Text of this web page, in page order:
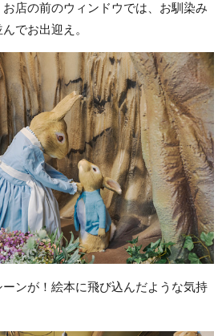
店の前のウィンドウでは、お馴染み
でお出迎え。
ンが！絵本に飛び込んだような気持